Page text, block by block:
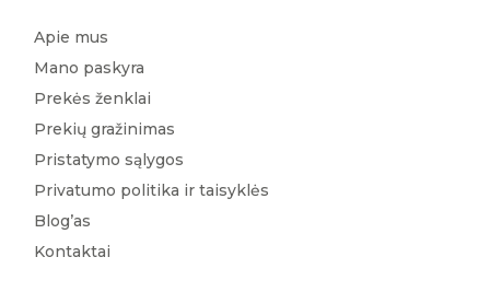
Apie mus
Mano paskyra
Prekės ženklai
Prekių gražinimas
Pristatymo sąlygos
Privatumo politika ir taisyklės
Blog’as
Kontaktai